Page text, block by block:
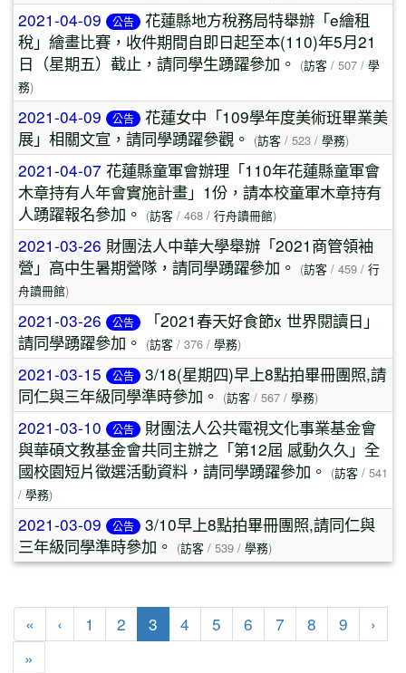
2021-04-09 公告
花蓮縣地方稅務局特舉辦「e繪租
稅」繪畫比賽，收件期間自即日起至本(110)年5月21
日（星期五）截止，請同學生踴躍參加。 (訪客 / 507 / 學
務)
2021-04-09 公告
花蓮女中「109學年度美術班畢業美
展」相關文宣，請同學踴躍參觀。 (訪客 / 523 / 學務)
2021-04-07 花蓮縣童軍會辦理「110年花蓮縣童軍會
木章持有人年會實施計畫」1份，請本校童軍木章持有
人踴躍報名參加。 (訪客 / 468 / 行舟讀冊館)
2021-03-26 財團法人中華大學舉辦「2021商管領袖
營」高中生暑期營隊，請同學踴躍參加。 (訪客 / 459 / 行
舟讀冊館)
2021-03-26 公告
「2021春天好食節x 世界閱讀日」
請同學踴躍參加。 (訪客 / 376 / 學務)
2021-03-15 公告
3/18(星期四)早上8點拍畢冊團照,請
同仁與三年級同學準時參加。 (訪客 / 567 / 學務)
2021-03-10 公告
財團法人公共電視文化事業基金會
與華碩文教基金會共同主辦之「第12屆 感動久久」全
國校園短片徵選活動資料，請同學踴躍參加。 (訪客 / 541
/ 學務)
2021-03-09 公告
3/10早上8點拍畢冊團照,請同仁與
三年級同學準時參加。 (訪客 / 539 / 學務)
« 第一頁
‹ 上一頁
1 2 3 (目前頁次)
4 5 6 7 8 9 ›
»